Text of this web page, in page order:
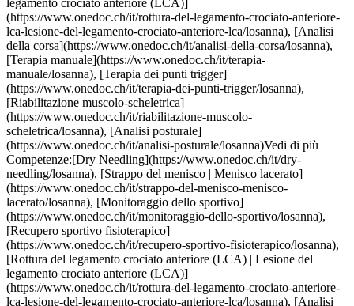
trica/losanna), [Analisi posturale](https://www.onedoc.ch/it/analisi-posturale/losanna)Vedi di più Competenze:[Dry Needling](https://www.onedoc.ch/it/dry-needling/losanna), [Strappo del menisco | Menisco lacerato](https://www.onedoc.ch/it/strappo-del-menisco-menisco-lacerato/losanna), [Monitoraggio dello sportivo](https://www.onedoc.ch/it/monitoraggio-dello-sportivo/losanna), [Recupero sportivo fisioterapico](https://www.onedoc.ch/it/recupero-sportivo-fisioterapico/losanna), [Rottura del legamento crociato anteriore (LCA) | Lesione del legamento crociato anteriore (LCA)](https://www.onedoc.ch/it/rottura-del-legamento-crociato-anteriore-lca-lesione-del-legamento-crociato-anteriore-lca/losanna), [Analisi della corsa](https://www.onedoc.ch/it/analisi-della-corsa/losanna), [Terapia manuale](https://www.onedoc.ch/it/terapia-manuale/losanna), [Terapia dei punti trigger](https://www.onedoc.ch/it/terapia-dei-punti-trigger/losanna), [Riabilitazione muscolo-scheletrica](https://www.onedoc.ch/it/riabilitazione-muscolo-scheletrica/losanna), [Analisi posturale](https://www.onedoc.ch/it/analisi-posturale/losanna)Vedi di più [![Sig.ra Marie-Charlotte Duc, fisioterapista a Losanna](https://assets.onedoc.ch/images/users/3bbda6fc2c6a8e953c1cb0f3df6a71c7fdccbca4bffb7ab8220b714d4194134d-small.png "Sig.ra Marie-Charlotte Duc, fisioterapista a Losanna")](https://www.onedoc.ch/it/fisioterapista/losanna/pcz1s/marie-charlotte-duc) ### [Sig.ra Marie-Charlotte Duc](https://www.onedoc.ch/it/fisioterapista/losanna/pcz1s/marie-charlotte-duc) ![Badge che indica un profilo verificato](https://www.onedoc.ch/assets/images/icons/checkmark.svg) [Fisioterapista](https://www.onedoc.ch/it/fisioterapista/losanna) [Centre therapia Lausanne](https://www.onedoc.ch/it/studio-fisioterapico/losanna/ebdzi/centre-therapia-lausanne) Avenue de Beaumont 9 1012 Losanna ![Icona paziente con segno più che indica che il professionista accetta nuovi pazienti](https://www.onedoc.ch/assets/images/icons/new-patients.svg)Accetta nuovi pazienti [Prenota un appuntamento](https://www.onedoc.ch/it/fisioterapista/losanna/pcz1s/marie-charlotte-duc) Competenze:[Terapia manuale](https://www.onedoc.ch/it/terapia-manuale/losanna), [Riabilitazione del perineo | Riabilitazione post-partum | riabilitazione genitourinaria](https://www.onedoc.ch/it/riabilitazione-del-perineo-riabilitazione-post-partum-riabilitazione-genitourinaria/losanna), [Dry Needling](https://www.onedoc.ch/it/dry-needling/losanna), [Rottura del legamento crociato anteriore (LCA) | Lesione del legamento crociato anteriore (LCA)](https://www.onedoc.ch/it/rottura-del-legamento-crociato-anteriore-lca-lesione-del-legamento-crociato-anteriore-lca/losanna), [Scoliosi](https://www.onedoc.ch/it/scoliosi/losanna), [Allenamento dell'equilibrio](https://www.onedoc.ch/it/allenamento-dell-equilibrio/losanna), [Analisi posturale](https://www.onedoc.ch/it/analisi-posturale/losanna)Vedi di più Competenze:[Terapia manuale](https://www.onedoc.ch/it/terapia-manuale/losanna), [Riabilitazione del perineo | Riabilitazione post-partum | riabilitazione genitourinaria](https://www.onedoc.ch/it/riabilitazione-del-perineo-riabilitazione-post-partum-riabilitazione-genitourinaria/losanna), [Dry Needling](https://www.onedoc.ch/it/dry-needling/losanna), [Rottura del legamento crociato anteriore (LCA) | Lesione del legamento crociato anteriore (LCA)](https://www.onedoc.ch/it/rottura-del-legamento-crociato-anteriore-lca-lesione-del-legamento-crociato-anteriore-lca/losanna), [Scoliosi](https://www.onedoc.ch/it/scoliosi/losanna), [Allenamento dell'equilibrio](https://www.onedoc.ch/it/allenamento-dell-equilibrio/losanna), [Analisi posturale](https://www.onedoc.ch/it/analisi-posturale/losanna)Vedi di più [![Sig. Valérian Debétaz, fisioterapista a Losanna](https://assets.onedoc.ch/images/users/da3f956b7d05fdc86c4cbc9405a057bac817ca1d340d38869d1777b6b138b8c8-small.jpg "Sig. Valérian Debétaz, fisioterapista a Losanna")](https://www.onedoc.ch/it/fisioterapista/losanna/pb62l/valerian-debetaz) ### [Sig. Valérian Debétaz](https://www.onedoc.ch/it/fisioterapista/losanna/pb62l/valerian-debetaz) ![Badge che indica un profilo verificato](https://www.onedoc.ch/assets/images/icons/checkmark.svg) [Fisioterapista](https://www.onedoc.ch/it/fisioterapista/losanna) [Physio 7 Chailly](https://www.onedoc.ch/it/studio-fisioterapico/losanna/eqmk/physio-7-chailly) Avenue de Chailly 1 1012 Losanna ![Icona paziente con segno meno che indica che il professionista non accetta nuovi pazienti](https://www.onedoc.ch/assets/images/icons/no-new-patients.svg)Non accetta nuovi pazienti [Prenota un appuntamento](https://www.onedoc.ch/it/fisioterapista/losanna/pb62l/valerian-debetaz) Competenze:[Monitoraggio dello sportivo](https://www.onedoc.ch/it/monitoraggio-dello-sportivo/losanna), [Artrosi](https://www.onedoc.ch/it/artrosi/losanna), [Strappo del menisco | Menisco lacerato](https://www.onedoc.ch/it/strappo-del-menisco-menisco-lacerato/losanna), [Allenamento dell'equilibrio](https://www.onedoc.ch/it/allenamento-dell-equilibrio/losanna), [Recupero sportivo fisioterapico](https://www.onedoc.ch/it/recupero-sportivo-fisioterapico/losanna), [Rottura del legamento crociato anteriore (LCA) | Lesione del legamento crociato anteriore (LCA)](https://www.onedoc.ch/it/rottura-del-legamento-crociato-anteriore-lca-lesione-del-legamento-crociato-anteriore-lca/losanna), [Analisi della corsa](https://www.onedoc.ch/it/analisi-della-corsa/losanna), [Terapia dei punti trigger](https://www.onedoc.ch/it/terapia-dei-punti-trigger/losanna), [Riabilitazione muscolo-scheletrica](https://www.onedoc.ch/it/riabilitazione-muscolo-scheletrica/losanna), [Analisi posturale](https://www.onedoc.ch/it/analisi-posturale/losanna)Vedi di più Competenze:[Monitoraggio dello sportivo](https://www.onedoc.ch/it/monitoraggio-dello-sportivo/losanna), [Artrosi](https://www.onedoc.ch/it/artrosi/losanna), [Strappo del menisco | Menisco lacerato](https://www.onedoc.ch/it/strappo-del-menisco-menisco-lacerato/losanna), [Allenamento dell'equilibrio](https://www.onedoc.ch/it/allenamento-dell-equilibrio/losanna), [Recupero sportivo fisioterapico](https://www.onedoc.ch/it/recupero-sportivo-fisioterapico/losanna), [Rottura del legamento crociato anteriore (LCA) | Lesione del legamento crociato anteriore (LCA)](https://www.onedoc.ch/it/rottura-del-legamento-crociato-anteriore-lca-lesione-del-legamento-crociato-anteriore-lca/losanna), [Analisi della corsa](https://www.onedoc.ch/it/analisi-della-corsa/losanna), [Terapia dei punti trigger](https://www.onedoc.ch/it/terapia-dei-punti-trigger/losanna), [Riabilitazione muscolo-scheletrica](https://www.onedoc.ch/it/riabilitazione-muscolo-scheletrica/losanna), [Analisi posturale](https://www.onedoc.ch/it/analisi-posturale/losanna)Vedi di più [![Sig. Antonio Gordo-Gonzalez, agopuntore a Losanna](https://assets.onedoc.ch/images/users/09c9e96ad605effadfdd9a3249de8a6713e0f779d39d9f36c014ee62fb5acff0-small.jpg "Sig. Antonio Gordo-Gonzalez, agopuntore a Losanna")](https://www.onedoc.ch/it/agopuntore/losanna/pcrjb/antonio-gordo-gonzalez) ### [Sig. Antonio Gordo-Gonzalez](https://www.onedoc.ch/it/agopuntore/losanna/pcrjb/antonio-gordo-gonzalez) ![Badge che indica un profilo verificato](https://www.onedoc.ch/assets/images/icons/checkmark.svg) [Agopuntore](https://www.onedoc.ch/it/agopuntore/losanna), [Fisioterapista](https://www.onedoc.ch/it/fisioterapista/losanna) [Physio-Ostéo Plus Chailly - Cabinet interdisciplinaire](https://www.onedoc.ch/it/studio-medico-associato/losanna/e922/physio-osteo-plus-chailly-cabinet-interdisciplinaire) Chemin de Rovéréaz 5 1012 Losanna ![Sig. Antonio Gordo-Gonzalez è affiliato alla rete ASCA](https://assets.onedoc.ch/images/networks/logos/496d325fd4282f2f0a46197dd629fd16fcd2d324839e441a2a65aaa74df08a15-small.png) ![Icona paziente con segno più che indica che il professionista accetta nuovi pazienti](https://www.onedoc.ch/assets/images/icons/new-patients.svg)Accetta nuovi pazienti [Prenota un appuntamento](https://www.onedoc.ch/it/agopuntore/losanna/pcrjb/antonio-gordo-gonzalez) Competenze:[Dry Needling](https://www.onedoc.ch/it/dry-needling/losanna), [Allenamento dell'equilibrio](https://www.onedoc.ch/it/allenamento-dell-equilibrio/losanna), [Recupero sportivo fisioterapico](https://www.onedoc.ch/it/recupero-sportivo-fisioterapico/losanna), [Analisi posturale](https://www.onedoc.ch/it/analisi-posturale/losanna), [Riabilitazione muscolo-scheletrica](https://www.onedoc.ch/it/riabilitazione-muscolo-scheletrica/losanna), [Cervicalgia](https://www.onedoc.ch/it/cervicalgia/losanna)Vedi di più Competenze:[Dry Needling](https://www.onedoc.ch/it/dry-needling/losanna), [Allenamento dell'equilibrio](https://www.onedoc.ch/it/allenamento-dell-equilibrio/losanna), [Recupero sportivo fisioterapico](https://www.onedoc.ch/it/recupero-sportivo-fisioterapico/losanna), [Analisi posturale](https://www.onedoc.ch/it/analisi-posturale/losanna), [Riabilitazione muscolo-scheletrica](https://www.onedoc.ch/it/riabilitazione-muscolo-scheletrica/losanna), [Cervicalgia](https://www.onedoc.ch/it/cervicalgia/losanna)Vedi di più [![Sig.ra Gloria Costantini, fisioterapista a Losanna](https://assets.onedoc.ch/images/users/641c37f2d996441a4d05fa5a71edb7dba25a7e11de6cf63e9fcec65760ef015f-small.jpg "Sig.ra Gloria Costantini, fisioterapista a Losanna")](https://www.onedoc.ch/it/fisioterapista/losanna/pc04b/gloria-costantini) ### [Sig.ra Gloria Costantini](https://www.onedoc.ch/it/fisioterapista/losanna/pc04b/gloria-costantini) ![Badge che indica un profilo verificato](https://www.onedoc.ch/assets/images/icons/checkmark.svg) [Fisioterapista](https://www.onedoc.ch/it/fisioterapista/losanna) [Physio 7 Chailly](https://www.onedoc.ch/it/studio-fisioterapico/losanna/eqmk/physio-7-chailly) Avenue de Chailly 1 1012 Losanna ![Icona paziente con segno meno che indica che il professionista non accetta nuovi pazienti](https://www.onedoc.ch/assets/images/icons/no-new-patients.s